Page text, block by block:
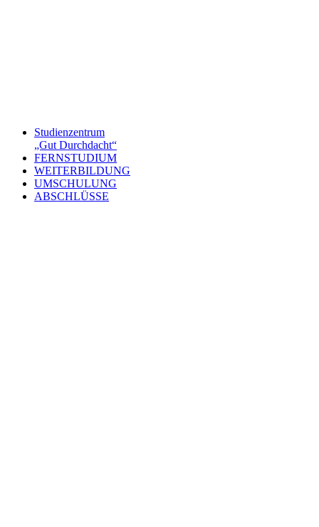
Studienzentrum
„Gut Durchdacht“
FERNSTUDIUM
WEITERBILDUNG
UMSCHULUNG
ABSCHLÜSSE